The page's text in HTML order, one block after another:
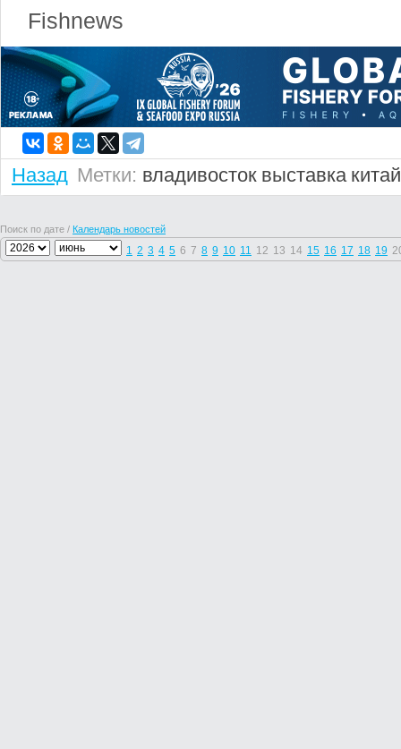
Fishnews
Назад Метки: владивосток выставка китай
Поиск по дате / Календарь новостей
1 2 3 4 5 6 7 8 9 10 11 12 13 14 15 16 17 18 19